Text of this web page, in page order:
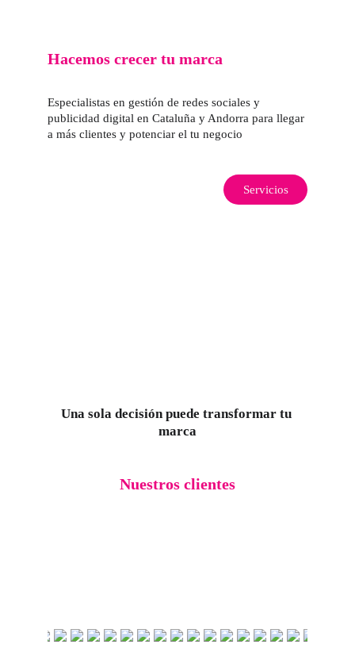
Hacemos crecer tu marca
Especialistas en gestión de redes sociales y
publicidad digital en Cataluña y Andorra para llegar
a más clientes y potenciar el tu negocio
Servicios
Nuestros clientes
Una sola decisión puede transformar tu
marca